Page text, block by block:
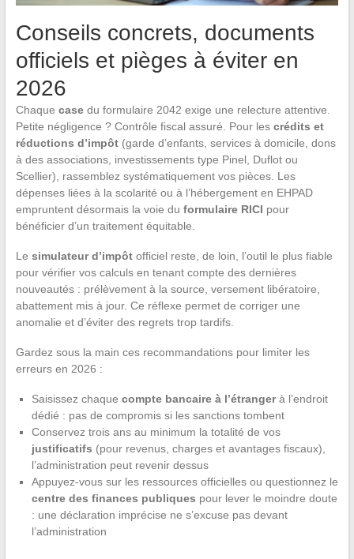
Conseils concrets, documents
officiels et pièges à éviter en
2026
Chaque casedu formulaire 2042 exige une relecture attentive.
Petite négligence ? Contrôle fiscal assuré. Pour les crédits et
réductions d’impôt(garde d’enfants, services à domicile, dons
à des associations, investissements type Pinel, Duflot ou
Scellier), rassemblez systématiquement vos pièces. Les
dépenses liées à la scolarité ou à l’hébergement en EHPAD
empruntent désormais la voie du formulaire RICI pour
bénéficier d’un traitement équitable.
Le simulateur d’impôtofficiel reste, de loin, l’outil le plus fiable
pour vérifier vos calculs en tenant compte des dernières
nouveautés : prélèvement à la source, versement libératoire,
abattement mis à jour. Ce réflexe permet de corriger une
anomalie et d’éviter des regrets trop tardifs.
Gardez sous la main ces recommandations pour limiter les
erreurs en 2026 :
Saisissez chaque compte bancaire à l’étrangerà l’endroit
dédié : pas de compromis si les sanctions tombent
Conservez trois ans au minimum la totalité de vos
justificatifs (pour revenus, charges et avantages fiscaux),
l’administration peut revenir dessus
Appuyez-vous sur les ressources officielles ou questionnez le
centre des finances publiques pour lever le moindre doute
: une déclaration imprécise ne s’excuse pas devant
l’administration